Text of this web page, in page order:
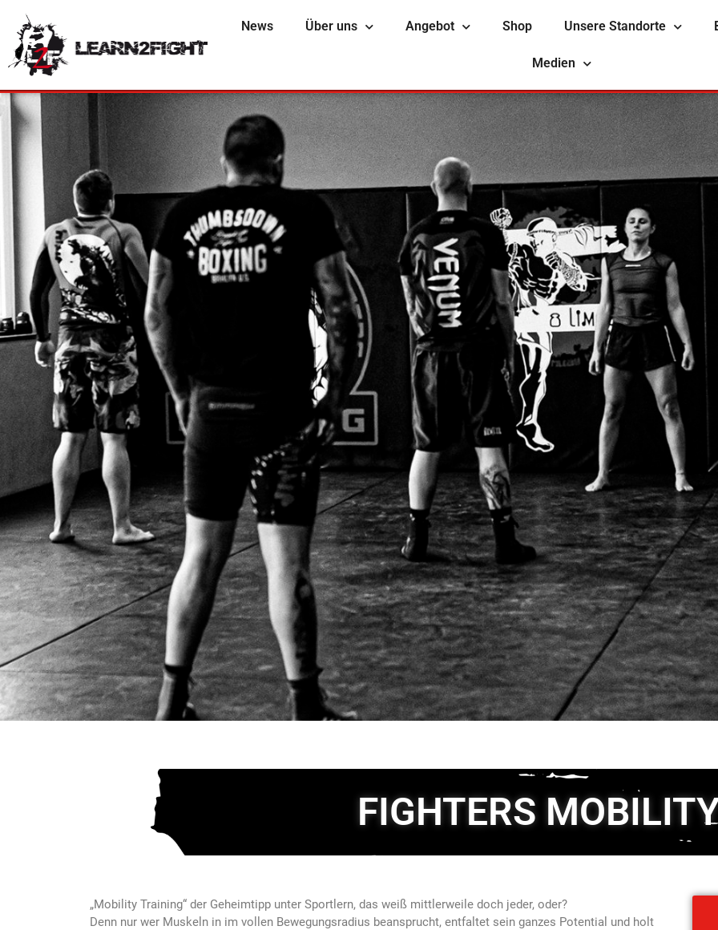
News Über uns Angebot Shop Unsere Standorte
Medien
FIGHTERS
„Mobility Training“ der Geheimtipp unter Sportlern, das weiß mittlerweile doch jeder, oder?
Denn nur wer Muskeln in im vollen Bewegungsradius beansprucht, entfaltet sein ganzes Potential und holt